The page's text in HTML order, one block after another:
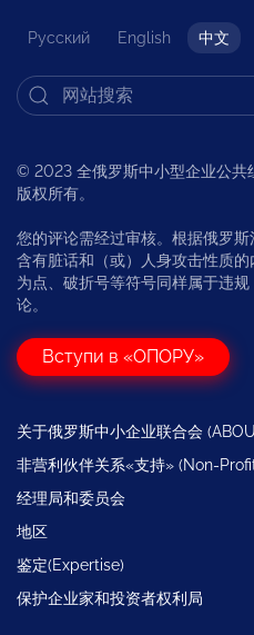
Русский English 中文
© 2023 全俄罗斯中小型企业公共
版权所有。
您的评论需经过审核。根据俄罗
含有脏话和（或）人身攻击性质
为点、破折号等符号同样属于违
论。
Вступи в «ОПОРУ»
关于俄罗斯中小企业联合会
非营利伙伴关系«支持» (Non-
经理局和委员会
地区
鉴定(Expertise)
保护企业家和投资者权利局